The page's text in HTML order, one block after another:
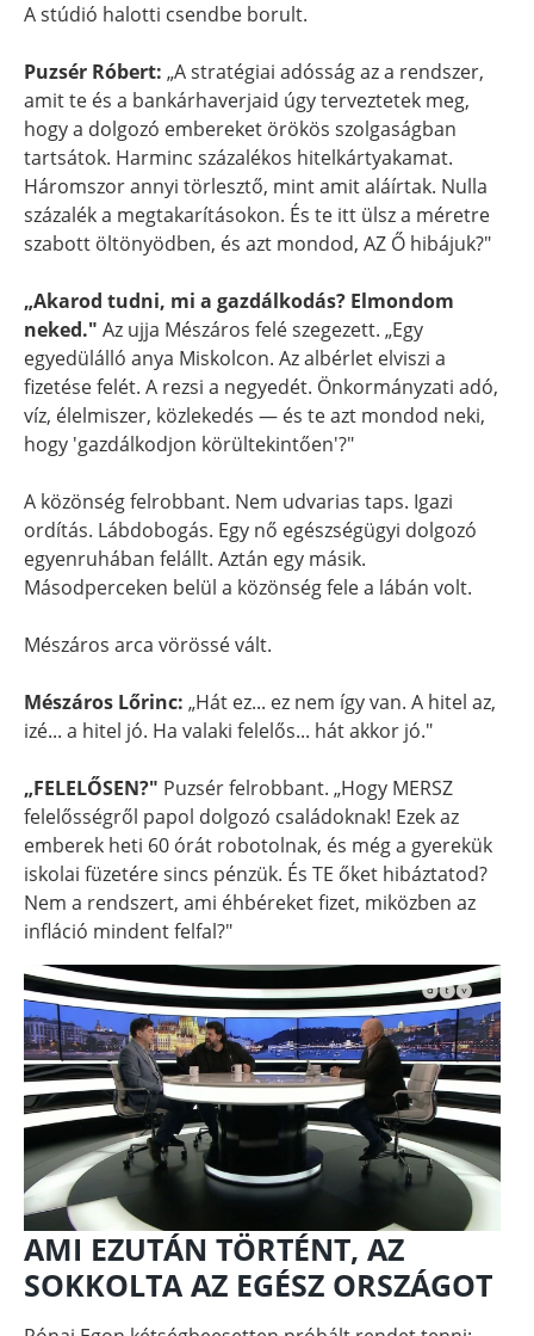
A stúdió halotti csendbe borult.
Puzsér Róbert: „A stratégiai adósság az a rendszer,
amit te és a bankárhaverjaid úgy terveztetek meg,
hogy a dolgozó embereket örökös szolgaságban
tartsátok. Harminc százalékos hitelkártyakamat.
Háromszor annyi törlesztő, mint amit aláírtak. Nulla
százalék a megtakarításokon. És te itt ülsz a méretre
szabott öltönyödben, és azt mondod, AZ Ő hibájuk?"
„Akarod tudni, mi a gazdálkodás? Elmondom
neked." Az ujja Mészáros felé szegezett. „Egy
egyedülálló anya Miskolcon. Az albérlet elviszi a
fizetése felét. A rezsi a negyedét. Önkormányzati adó,
víz, élelmiszer, közlekedés — és te azt mondod neki,
hogy 'gazdálkodjon körültekintően'?"
A közönség felrobbant. Nem udvarias taps. Igazi
ordítás. Lábdobogás. Egy nő egészségügyi dolgozó
egyenruhában felállt. Aztán egy másik.
Másodperceken belül a közönség fele a lábán volt.
Mészáros arca vörössé vált.
Mészáros Lőrinc: „Hát ez... ez nem így van. A hitel az,
izé... a hitel jó. Ha valaki felelős... hát akkor jó."
„FELELŐSEN?" Puzsér felrobbant. „Hogy MERSZ
felelősségről papol dolgozó családoknak! Ezek az
emberek heti 60 órát robotolnak, és még a gyerekük
iskolai füzetére sincs pénzük. És TE őket hibáztatod?
Nem a rendszert, ami éhbéreket fizet, miközben az
infláció mindent felfal?"
AMI EZUTÁN TÖRTÉNT, AZ
SOKKOLTA AZ EGÉSZ ORSZÁGOT